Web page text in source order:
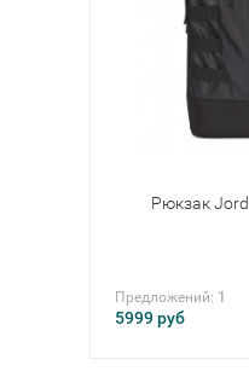
Рюкзак
Предложений: 1
5999руб